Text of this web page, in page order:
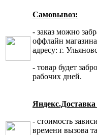
Самовывоз:
- заказ можно
оффлайн
адресу: г.
- товар будет
рабочих дней.
- стоимость
времени вызова